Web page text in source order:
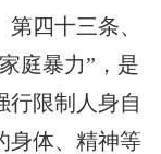
四十三条、
庭暴力”，是
行限制人身自
身体、精神等